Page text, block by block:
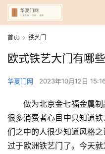
首页 铁艺门
欧式铁艺大门有哪
华夏门网 2023年10月12日
做为北京金七福金属
很多消费者心目中只知道
们之中的人很少知道风格
过于欧洲铁艺门了。今天